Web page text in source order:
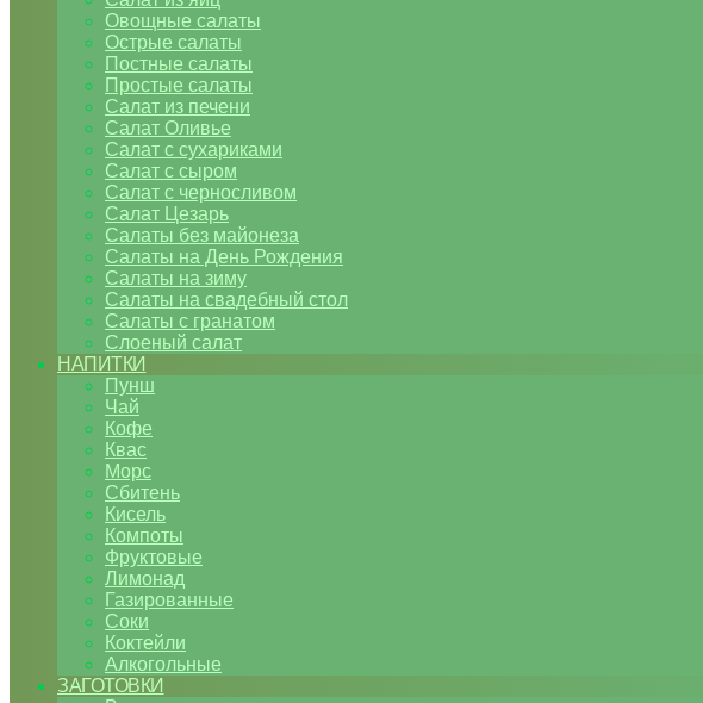
Овощные салаты
Острые салаты
Постные салаты
Простые салаты
Салат из печени
Салат Оливье
Салат с сухариками
Салат с сыром
Салат с черносливом
Салат Цезарь
Салаты без майонеза
Салаты на День Рождения
Салаты на зиму
Салаты на свадебный стол
Салаты с гранатом
Слоеный салат
НАПИТКИ
Пунш
Чай
Кофе
Квас
Морс
Сбитень
Кисель
Компоты
Фруктовые
Лимонад
Газированные
Соки
Коктейли
Алкогольные
ЗАГОТОВКИ